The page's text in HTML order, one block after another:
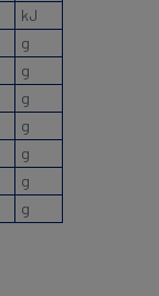
kJ
g
g
g
g
g
g
g